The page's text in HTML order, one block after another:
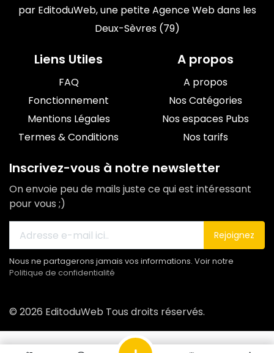
par EditoduWeb, une petite Agence Web dans les
Deux-Sèvres (79)
Liens Utiles
FAQ
Fonctionnement
Mentions Légales
Termes & Conditions
A propos
A propos
Nos Catégories
Nos espaces Pubs
Nos tarifs
Inscrivez-vous à notre newsletter
On envoie peu de mails juste ce qui est intéressant
pour vous ;)
Rejoignez
Nous ne partagerons jamais vos informations. Voir notre
Politique de confidentialité
© 2026 EditoduWeb Tous droits réservés.